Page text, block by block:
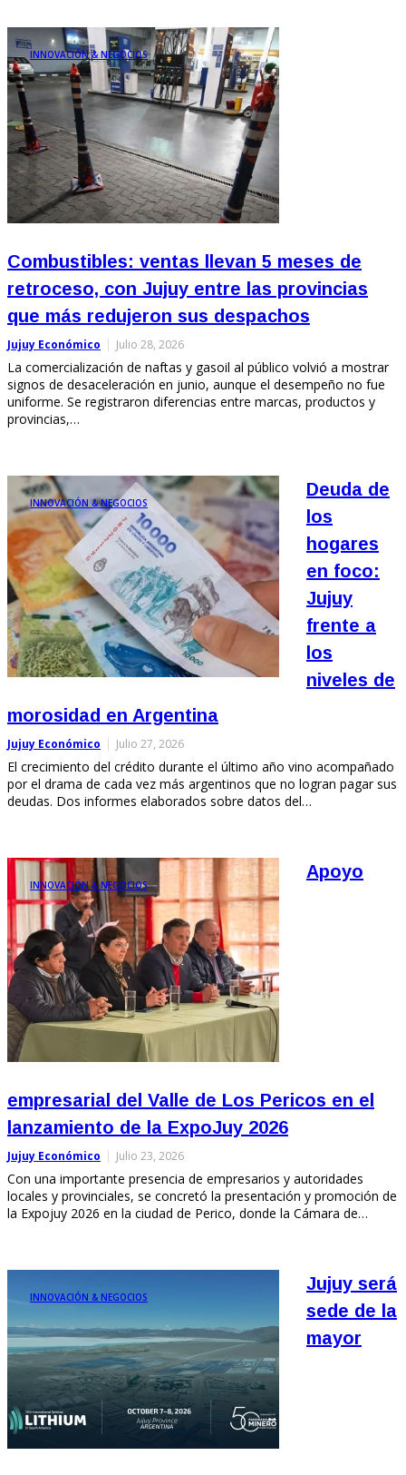
INNOVACIÓN & NEGOCIOS
Combustibles: ventas llevan 5 meses de
retroceso, con Jujuy entre las provincias
que más redujeron sus despachos
Jujuy Económico Julio 28, 2026
La comercialización de naftas y gasoil al público volvió a mostrar
signos de desaceleración en junio, aunque el desempeño no fue
uniforme. Se registraron diferencias entre marcas, productos y
provincias,…
INNOVACIÓN & NEGOCIOS
Deuda de
los
hogares
en foco:
Jujuy
frente a
los
niveles de
morosidad en Argentina
Jujuy Económico Julio 27, 2026
El crecimiento del crédito durante el último año vino acompañado
por el drama de cada vez más argentinos que no logran pagar sus
deudas. Dos informes elaborados sobre datos del…
INNOVACIÓN & NEGOCIOS
Apoyo
empresarial del Valle de Los Pericos en el
lanzamiento de la ExpoJuy 2026
Jujuy Económico Julio 23, 2026
Con una importante presencia de empresarios y autoridades
locales y provinciales, se concretó la presentación y promoción de
la Expojuy 2026 en la ciudad de Perico, donde la Cámara de…
INNOVACIÓN & NEGOCIOS
Jujuy será
sede de la
mayor